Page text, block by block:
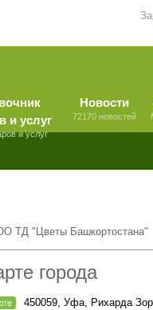
и услуг
и услуг
Новости
72170 новостей
ТД "Цветы Башкортостана"
города
450059, Уфа, Рихарда